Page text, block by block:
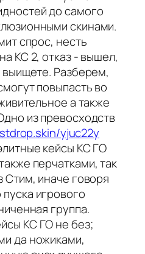
до самого
скинами.
спрос, несть
КС 2, отказ - вышел,
Разберем,
повыпасть во
а также
из превосходств
yjuc22y
кейсы КС ГО
перчатками, так
Стим, иначе говоря
игрового
группа.
КС ГО не без;
да ножиками,